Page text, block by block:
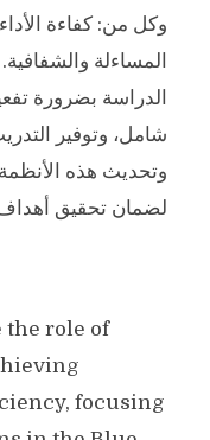
وكل من: كفاءة
المساءلة
الدراسة بضرورة
شامل، وتوفير
وتحديث هذه الأنظمة
لضمان تحقيق أهداف
the role of
focusing